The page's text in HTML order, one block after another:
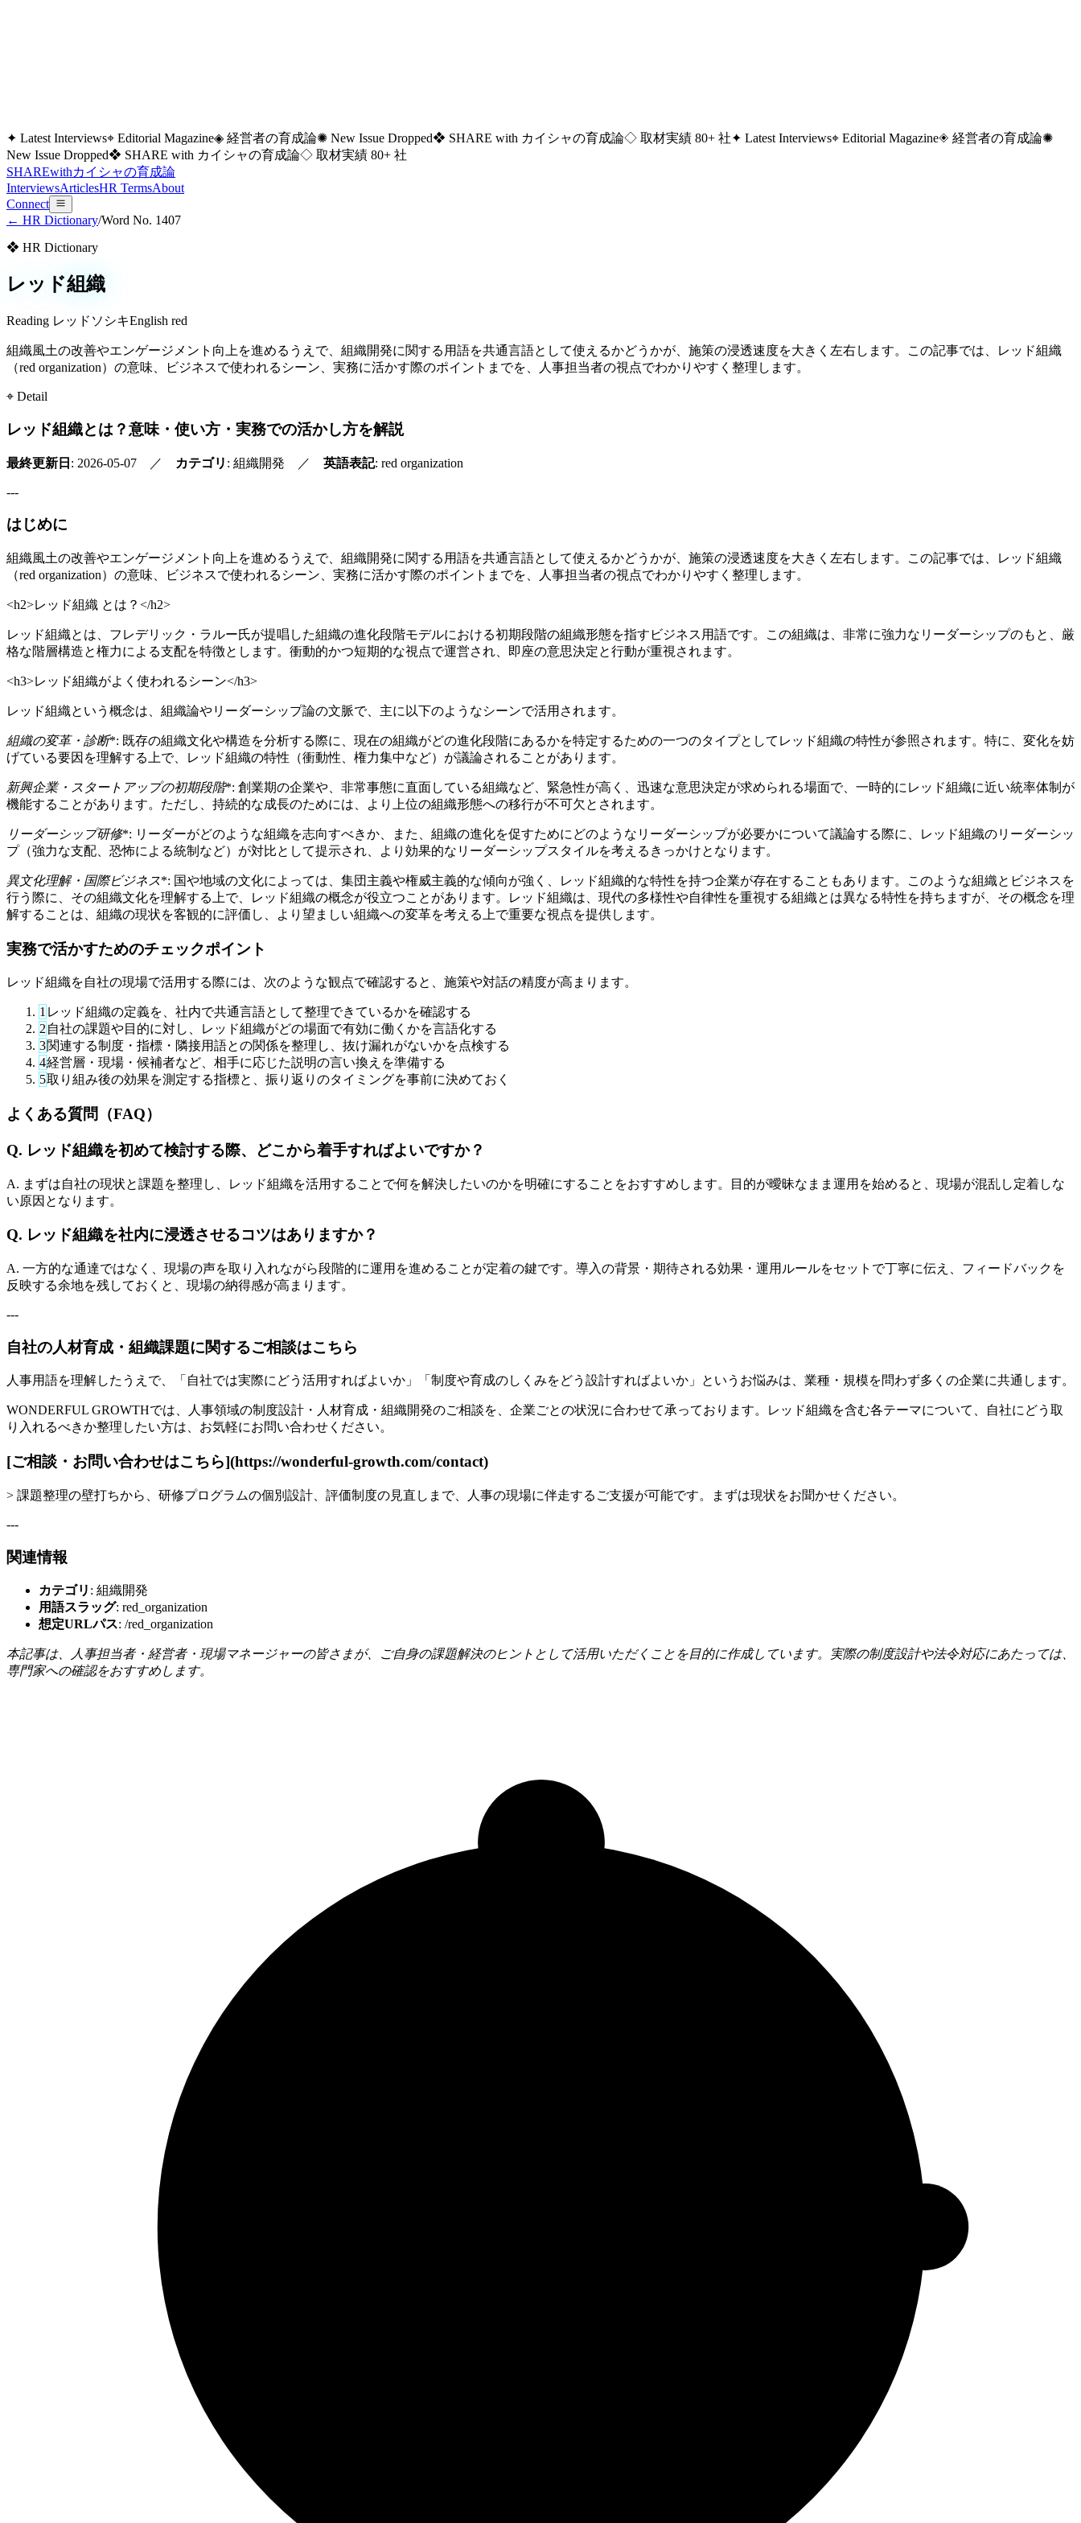
✦ Latest Interviews⌖ Editorial Magazine◈ 経営者の育成論✺ New Issue Dropped❖ SHARE with カイシャの育成論◇ 取材実績 80+ 社✦ Latest Interviews⌖ Editorial Magazine◈ 経営者の育成論✺
New Issue Dropped❖ SHARE with カイシャの育成論◇ 取材実績 80+ 社
SHAREwithカイシャの育成論
InterviewsArticlesHR TermsAbout
Connect
← HR Dictionary/Word No. 1407
❖ HR Dictionary
レッド組織
Reading レッドソシキEnglish red
組織風土の改善やエンゲージメント向上を進めるうえで、組織開発に関する用語を共通言語として使えるかどうかが、施策の浸透速度を大きく左右します。この記事では、レッド組織
（red organization）の意味、ビジネスで使われるシーン、実務に活かす際のポイントまでを、人事担当者の視点でわかりやすく整理します。
⌖ Detail
レッド組織とは？意味・使い方・実務での活かし方を解説
最終更新日 : 2026-05-07 ／ カテゴリ : 組織開発 ／ 英語表記: red organization
---
はじめに
組織風土の改善やエンゲージメント向上を進めるうえで、組織開発に関する用語を共通言語として使えるかどうかが、施策の浸透速度を大きく左右します。この記事では、レッド組織
（red organization）の意味、ビジネスで使われるシーン、実務に活かす際のポイントまでを、人事担当者の視点でわかりやすく整理します。
<h2>レッド組織 とは？</h2>
レッド組織とは、フレデリック・ラルー氏が提唱した組織の進化段階モデルにおける初期段階の組織形態を指すビジネス用語です。この組織は、非常に強力なリーダーシップのもと、厳
格な階層構造と権力による支配を特徴とします。衝動的かつ短期的な視点で運営され、即座の意思決定と行動が重視されます。
<h3>レッド組織がよく使われるシーン</h3>
レッド組織という概念は、組織論やリーダーシップ論の文脈で、主に以下のようなシーンで活用されます。
組織の変革・診断*: 既存の組織文化や構造を分析する際に、現在の組織がどの進化段階にあるかを特定するための一つのタイプとしてレッド組織の特性が参照されます。特に、変化を妨
げている要因を理解する上で、レッド組織の特性（衝動性、権力集中など）が議論されることがあります。
新興企業・スタートアップの初期段階*: 創業期の企業や、非常事態に直面している組織など、緊急性が高く、迅速な意思決定が求められる場面で、一時的にレッド組織に近い統率体制が
機能することがあります。ただし、持続的な成長のためには、より上位の組織形態への移行が不可欠とされます。
リーダーシップ研修*: リーダーがどのような組織を志向すべきか、また、組織の進化を促すためにどのようなリーダーシップが必要かについて議論する際に、レッド組織のリーダーシッ
プ（強力な支配、恐怖による統制など）が対比として提示され、より効果的なリーダーシップスタイルを考えるきっかけとなります。
異文化理解・国際ビジネス*: 国や地域の文化によっては、集団主義や権威主義的な傾向が強く、レッド組織的な特性を持つ企業が存在することもあります。このような組織とビジネスを
行う際に、その組織文化を理解する上で、レッド組織の概念が役立つことがあります。レッド組織は、現代の多様性や自律性を重視する組織とは異なる特性を持ちますが、その概念を理
解することは、組織の現状を客観的に評価し、より望ましい組織への変革を考える上で重要な視点を提供します。
実務で活かすためのチェックポイント
レッド組織を自社の現場で活用する際には、次のような観点で確認すると、施策や対話の精度が高まります。
1 レッド組織の定義を、社内で共通言語として整理できているかを確認する
2自社の課題や目的に対し、レッド組織がどの場面で有効に働くかを言語化する
3関連する制度・指標・隣接用語との関係を整理し、抜け漏れがないかを点検する
4経営層・現場・候補者など、相手に応じた説明の言い換えを準備する
5取り組み後の効果を測定する指標と、振り返りのタイミングを事前に決めておく
よくある質問（FAQ）
Q. レッド組織を初めて検討する際、どこから着手すればよいですか？
A. まずは自社の現状と課題を整理し、レッド組織を活用することで何を解決したいのかを明確にすることをおすすめします。目的が曖昧なまま運用を始めると、現場が混乱し定着しな
い原因となります。
Q. レッド組織を社内に浸透させるコツはありますか？
A. 一方的な通達ではなく、現場の声を取り入れながら段階的に運用を進めることが定着の鍵です。導入の背景・期待される効果・運用ルールをセットで丁寧に伝え、フィードバックを
反映する余地を残しておくと、現場の納得感が高まります。
---
自社の人材育成・組織課題に関するご相談はこちら
人事用語を理解したうえで、「自社では実際にどう活用すればよいか」「制度や育成のしくみをどう設計すればよいか」というお悩みは、業種・規模を問わず多くの企業に共通します。
WONDERFUL GROWTHでは、人事領域の制度設計・人材育成・組織開発のご相談を、企業ごとの状況に合わせて承っております。レッド組織を含む各テーマについて、自社にどう取
り入れるべきか整理したい方は、お気軽にお問い合わせください。
[ご相談・お問い合わせはこちら](https://wonderful-growth.com/contact)
> 課題整理の壁打ちから、研修プログラムの個別設計、評価制度の見直しまで、人事の現場に伴走するご支援が可能です。まずは現状をお聞かせください。
---
関連情報
カテゴリ : 組織開発
用語スラッグ: red_organization
想定URLパス: /red_organization
本記事は、人事担当者・経営者・現場マネージャーの皆さまが、ご自身の課題解決のヒントとして活用いただくことを目的に作成しています。実際の制度設計や法令対応にあたっては、
専門家への確認をおすすめします。